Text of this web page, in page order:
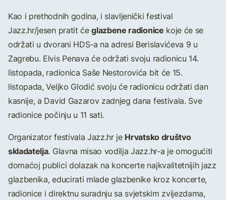
Kao i prethodnih godina, i slavljenički festival
Jazz.hr/jesen pratit ćeglazbene radionice koje će se
održati u dvorani HDS-a na adresi Berislavićeva 9 u
Zagrebu. Elvis Penava će održati svoju radionicu 14.
listopada, radionica Saše Nestorovića bit će 15.
listopada, Veljko Glodić svoju će radionicu održati dan
kasnije, a David Gazarov zadnjeg dana festivala. Sve
radionice počinju u 11 sati.
Organizator festivala Jazz.hr je Hrvatsko društvo
skladatelja. Glavna misao vodilja Jazz.hr-a je omogućiti
domaćoj publici dolazak na koncerte najkvalitetnijih jazz
glazbenika, educirati mlade glazbenike kroz koncerte,
radionice i direktnu suradnju sa svjetskim zvijezdama,